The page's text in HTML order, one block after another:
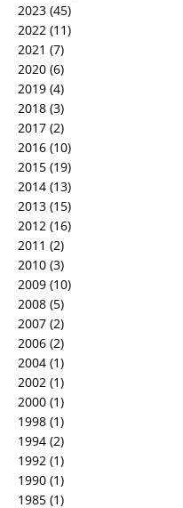
2023 (45)
2022 (11)
2021 (7)
2020 (6)
2019 (4)
2018 (3)
2017 (2)
2016 (10)
2015 (19)
2014 (13)
2013 (15)
2012 (16)
2011 (2)
2010 (3)
2009 (10)
2008 (5)
2007 (2)
2006 (2)
2004 (1)
2002 (1)
2000 (1)
1998 (1)
1994 (2)
1992 (1)
1990 (1)
1985 (1)